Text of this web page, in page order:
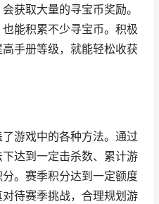
获取大量的寻宝币奖励。
能积累不少寻宝币。积极
手册等级，就能轻松收获
游戏中的各种方法。通过
达到一定击杀数、累计游
。赛季积分达到一定额度
待赛季挑战，合理规划游